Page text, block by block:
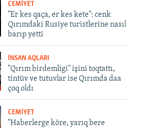
CEMİYET
"Er kes qaça, er kes kete": cenk
Qırımdaki Rusiye turistlerine nasıl
barıp yetti
İNSAN AQLARI
"Qırım birdemligi" işini toqtattı,
tintüv ve tutuvlar ise Qırımda daa
çoq oldı
CEMİYET
"Haberlerge köre, yarıq bere